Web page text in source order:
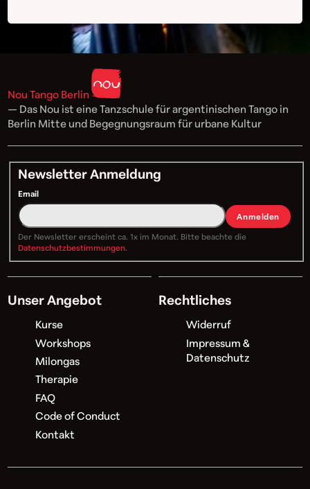
Nou Tango Berlin
— Das Nou ist eine Tanzschule für argentinischen Tango in
Berlin Mitte und Begegnungsraum für urbane Kultur
Newsletter Anmeldung
Email
Anmelden
Der Newsletter erscheint ca. 1x im Monat. Bitte beachte die
Datenschutzbestimmungen.
Unser Angebot
Kurse
Workshops
Milongas
Therapie
FAQ
Code of Conduct
Kontakt
Rechtliches
Widerruf
Impressum &
Datenschutz